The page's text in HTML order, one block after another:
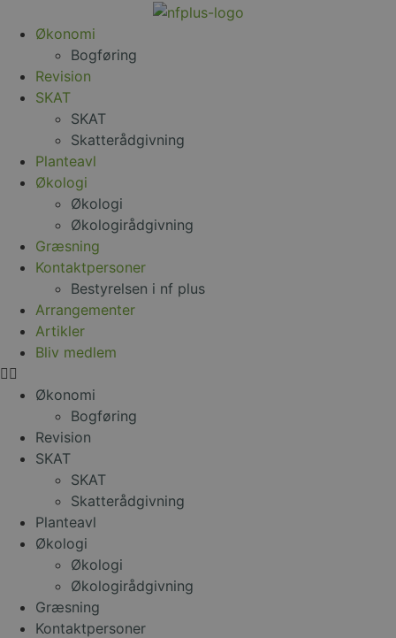
Økonomi
Bogføring
Revision
SKAT
SKAT
Skatterådgivning
Planteavl
Økologi
Økologi
Økologirådgivning
Græsning
Kontaktpersoner
Bestyrelsen i nf plus
Arrangementer
Artikler
Bliv medlem
Økonomi
Bogføring
Revision
SKAT
SKAT
Skatterådgivning
Planteavl
Økologi
Økologi
Økologirådgivning
Græsning
Kontaktpersoner